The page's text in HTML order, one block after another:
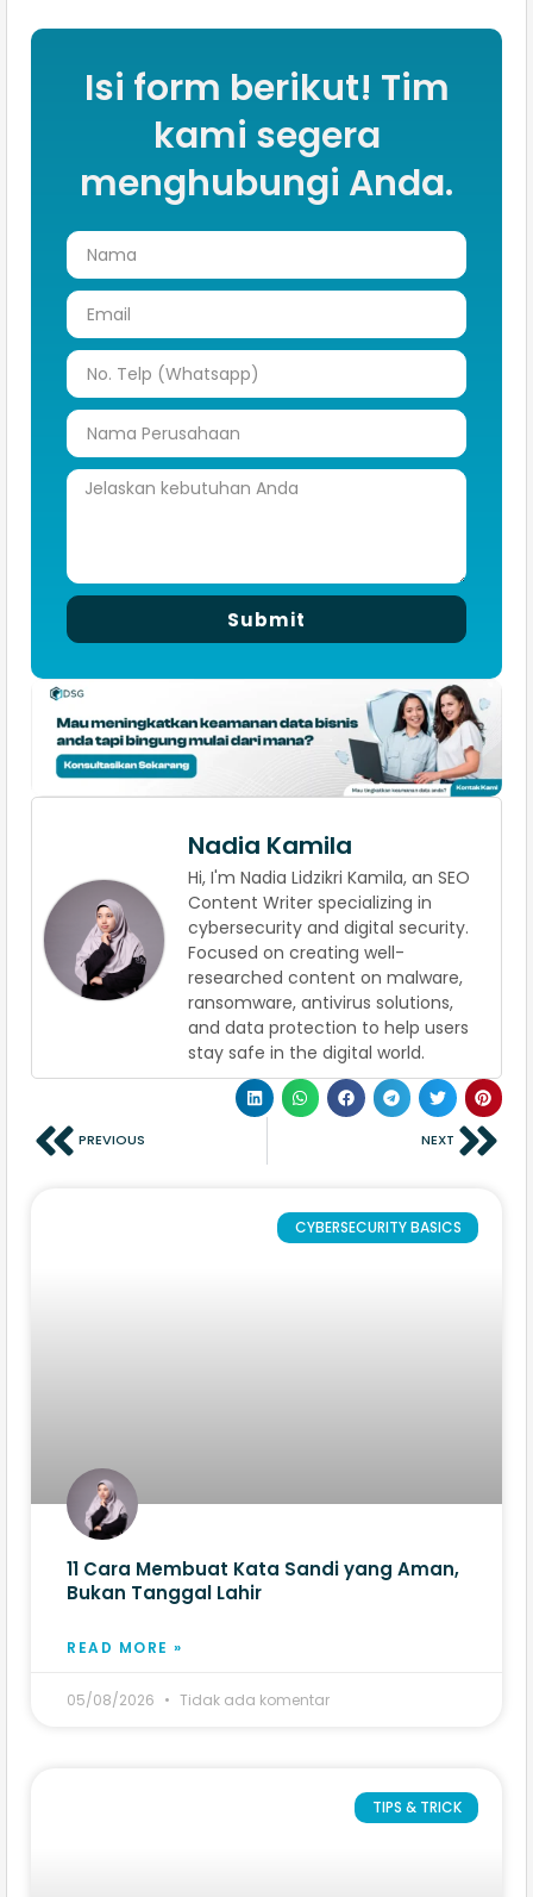
Isi form berikut! Tim
kami segera
menghubungi Anda.
Submit
Nadia Kamila
Hi, I'm Nadia Lidzikri Kamila, an SEO
Content Writer specializing in
cybersecurity and digital security.
Focused on creating well-
researched content on malware,
ransomware, antivirus solutions,
and data protection to help users
stay safe in the digital world.
PREVIOUS NEXT
CYBERSECURITY BASICS
11 Cara Membuat Kata Sandi yang Aman,
Bukan Tanggal Lahir
READ MORE »
05/08/2026 Tidak ada komentar
TIPS & TRICK